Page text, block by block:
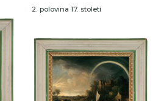
2. polovina 17. století